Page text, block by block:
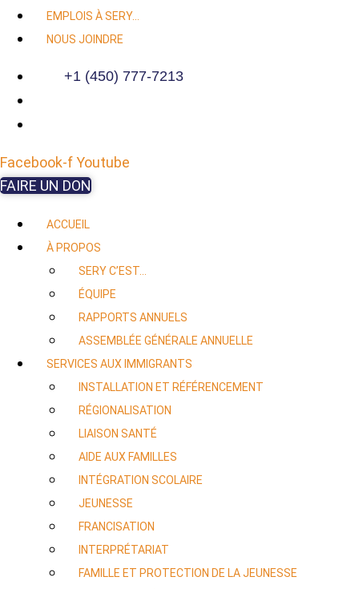
EMPLOIS À SERY…
NOUS JOINDRE
+1 (450) 777-7213
Facebook-fYoutube
FAIRE UN DON
ACCUEIL
À PROPOS
SERY C’EST…
ÉQUIPE
RAPPORTS ANNUELS
ASSEMBLÉE GÉNÉRALE ANNUELLE
SERVICES AUX IMMIGRANTS
INSTALLATION ET RÉFÉRENCEMENT
RÉGIONALISATION
LIAISON SANTÉ
AIDE AUX FAMILLES
INTÉGRATION SCOLAIRE
JEUNESSE
FRANCISATION
INTERPRÉTARIAT
FAMILLE ET PROTECTION DE LA JEUNESSE